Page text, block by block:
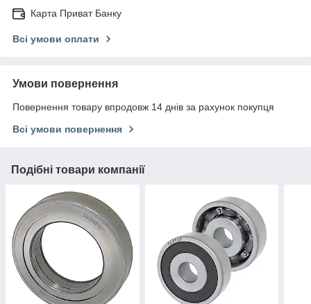
Карта Приват Банку
Всі умови оплати
Умови повернення
Повернення товару впродовж 14 днів за рахунок покупця
Всі умови повернення
Подібні товари компанії